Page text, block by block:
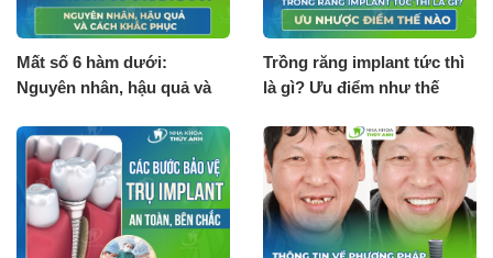
Mất số 6 hàm dưới:
Nguyên nhân, hậu quả và
Trồng răng implant tức thì
là gì? Ưu điểm như thế